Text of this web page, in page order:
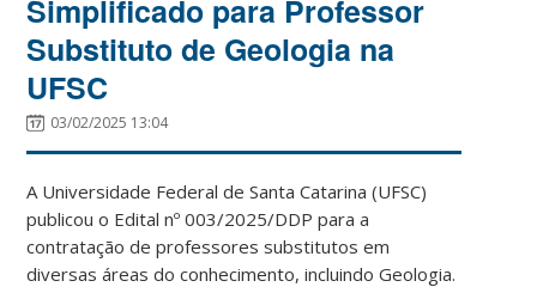
Simplificado para Professor
Substituto de Geologia na
UFSC
03/02/2025 13:04
A Universidade Federal de Santa Catarina (UFSC)
publicou o Edital nº 003/2025/DDP para a
contratação de professores substitutos em
diversas áreas do conhecimento, incluindo Geologia.